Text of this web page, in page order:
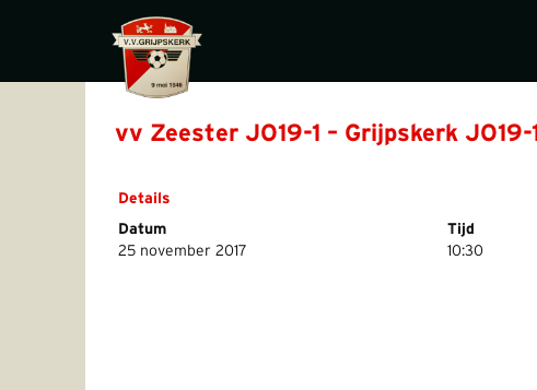
vv Zeester JO19-1 – Grijpskerk JO19-1
Details
Datum
Tijd
25 november 2017
10:30